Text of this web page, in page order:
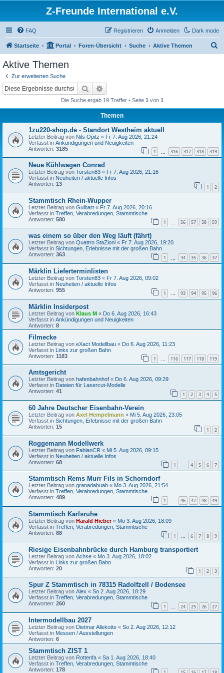
Z-Freunde International e.V.
Dark mode
FAQ Anmelden
Registrieren
Startseite Portal Foren-Übersicht Suche Aktive Themen
Aktive Themen
Zur erweiterten Suche
Suche
Die Suche ergab 19 Treffer • Seite 1 von 1
Themen
1zu220-shop.de - Standort Westheim aktuell
Letzter Beitrag von Nils Opitz « Fr 7. Aug 2026, 21:24
Verfasst in Ankündigungen und Neuigkeiten
Antworten: 3185 1 316 317 318 319
Neue Kühlwagen Conrad
Letzter Beitrag von Torsten83 « Fr 7. Aug 2026, 21:16
Verfasst in Neuheiten / aktuelle Infos
Antworten: 13 1 2
Stammtisch Rhein-Wupper
Letzter Beitrag von Gulbart « Fr 7. Aug 2026, 20:16
Verfasst in Treffen, Verabredungen, Stammtische
Antworten: 580 1 56 57 58 59
was einem so über den Weg läuft (fährt)
Letzter Beitrag von Quattro StaZioni « Fr 7. Aug 2026, 19:20
Verfasst in Sichtungen, Erlebnisse mit der großen Bahn
Antworten: 363 1 34 35 36 37
Märklin Lieferterminlisten
Letzter Beitrag von Torsten83 « Fr 7. Aug 2026, 09:02
Verfasst in Neuheiten / aktuelle Infos
Antworten: 955 1 … 93 94 95 96
Märklin Insiderpost
Letzter Beitrag von Klaus M « Do 6. Aug 2026, 16:43
Verfasst in Ankündigungen und Neuigkeiten
Antworten: 8
Filmecke
Letzter Beitrag von eXact Modellbau « Do 6. Aug 2026, 11:23
Verfasst in Links zur großen Bahn
Antworten: 1183 1 116 117 118 119
Amtsgericht
Letzter Beitrag von hafenbahnhof « Do 6. Aug 2026, 09:29
Verfasst in Dateien für Lasercut-Modelle
Antworten: 41 1 2 3 4 5
60 Jahre Deutscher Eisenbahn-Verein
Letzter Beitrag von Axel Hempelmann « Mi 5. Aug 2026, 23:05
Verfasst in Sichtungen, Erlebnisse mit der großen Bahn
Antworten: 15 1 2
Roggemann Modellwerk
Letzter Beitrag von FabianCR « Mi 5. Aug 2026, 09:15
Verfasst in Neuheiten / aktuelle Infos
Antworten: 68 1 4 5 6 7
Stammtisch Rems Murr Fils in Schorndorf
Letzter Beitrag von granadabuab « Mo 3. Aug 2026, 21:54
Verfasst in Treffen, Verabredungen, Stammtische
Antworten: 489 1 … 46 47 48 49
Stammtisch Karlsruhe
Letzter Beitrag von Harald Hieber« Mo 3. Aug 2026, 18:09
Verfasst in Treffen, Verabredungen, Stammtische
Antworten: 88 1 … 6 7 8 9
Riesige Eisenbahnbrücke durch Hamburg transportiert
Letzter Beitrag von Achse « Mo 3. Aug 2026, 18:02
Verfasst in Links zur großen Bahn
Antworten: 20 1 2 3
Spur Z Stammtisch in 78315 Radolfzell / Bodensee
Letzter Beitrag von Alex « So 2. Aug 2026, 18:29
Verfasst in Treffen, Verabredungen, Stammtische
Antworten: 260 1 … 24 25 26 27
Intermodellbau 2027
Letzter Beitrag von Dietmar Allekotte « So 2. Aug 2026, 12:12
Verfasst in Messen / Ausstellungen
Antworten: 6
Stammtisch ZIST 1
Letzter Beitrag von Rottenfa « Sa 1. Aug 2026, 18:40
Verfasst in Treffen, Verabredungen, Stammtische
Antworten: 178